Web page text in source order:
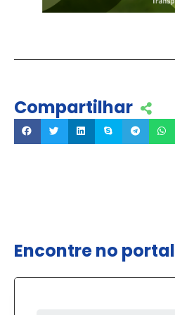
Compartilhar
Encontre no portal